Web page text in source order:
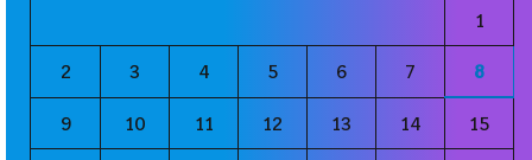
1
2 3 4 5 6 7 8
9 10 11 12 13 14 15